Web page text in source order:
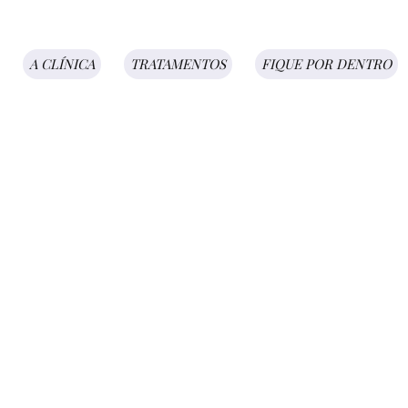
A CLÍNICA TRATAMENTOS FIQUE POR DENTRO